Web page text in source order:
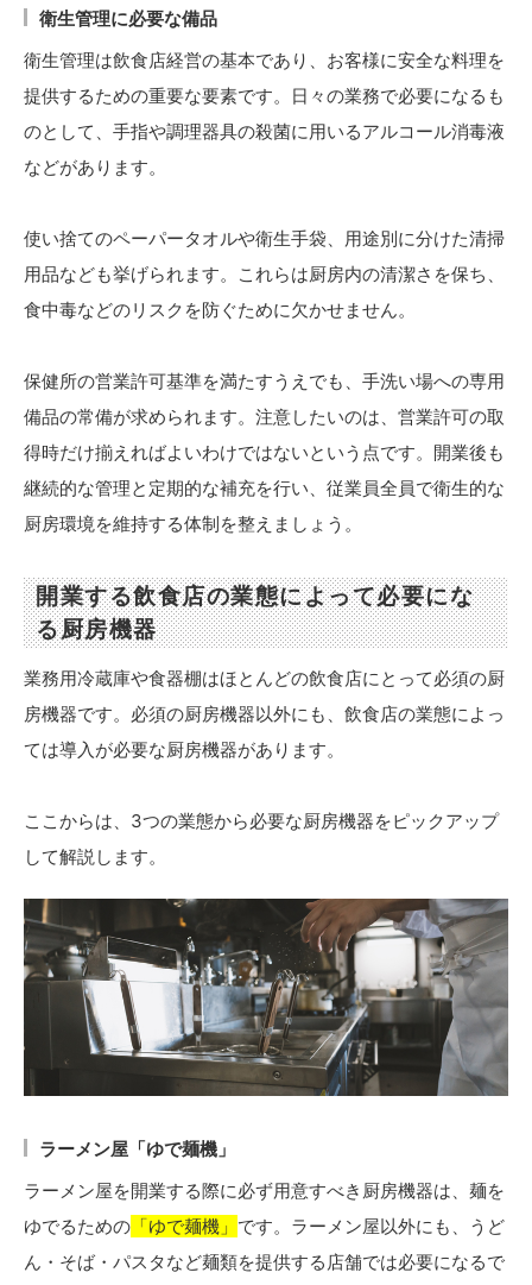
衛生管理に必要な備品
衛生管理は飲食店経営の基本であり、お客様に安全な料理を
提供するための重要な要素です。日々の業務で必要になるも
のとして、手指や調理器具の殺菌に用いるアルコール消毒液
などがあります。
使い捨てのペーパータオルや衛生手袋、用途別に分けた清掃
用品なども挙げられます。これらは厨房内の清潔さを保ち、
食中毒などのリスクを防ぐために欠かせません。
保健所の営業許可基準を満たすうえでも、手洗い場への専用
備品の常備が求められます。注意したいのは、営業許可の取
得時だけ揃えればよいわけではないという点です。開業後も
継続的な管理と定期的な補充を行い、従業員全員で衛生的な
厨房環境を維持する体制を整えましょう。
開業する飲食店の業態によって必要にな
る厨房機器
業務用冷蔵庫や食器棚はほとんどの飲食店にとって必須の厨
房機器です。必須の厨房機器以外にも、飲食店の業態によっ
ては導入が必要な厨房機器があります。
ここからは、3つの業態から必要な厨房機器をピックアップ
して解説します。
ラーメン屋「ゆで麺機」
ラーメン屋を開業する際に必ず用意すべき厨房機器は、麺を
ゆでるための 「ゆで麺機」 です。ラーメン屋以外にも、うど
ん・そば・パスタなど麺類を提供する店舗では必要になるで